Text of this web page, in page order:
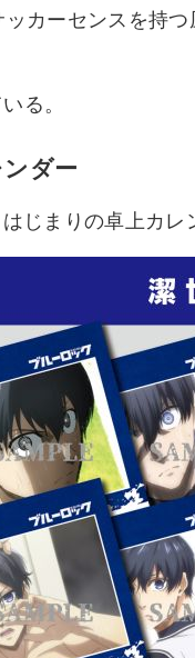
カーセンスを持
る。
ダー
じまりの卓上カレ